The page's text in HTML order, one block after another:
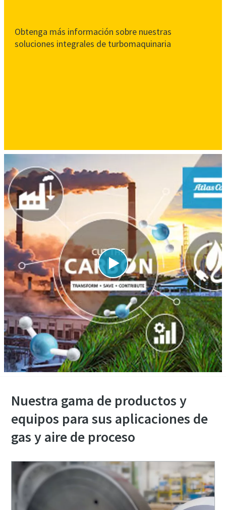
Obtenga más información sobre nuestras
soluciones integrales de turbomaquinaria
Nuestra gama de productos y
equipos para sus aplicaciones de
gas y aire de proceso